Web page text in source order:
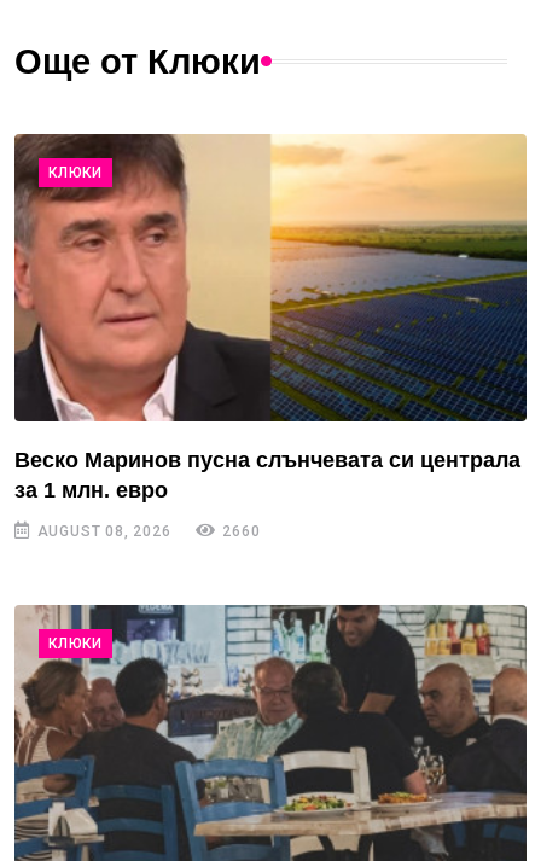
Още от Клюки
КЛЮКИ
Веско Маринов пусна слънчевата си централа
за 1 млн. евро
AUGUST 08, 2026 2660
КЛЮКИ